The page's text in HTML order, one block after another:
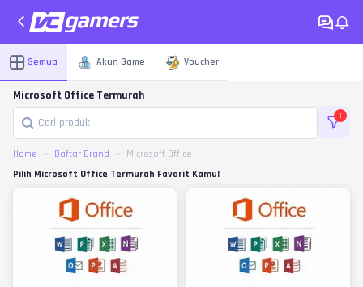
Semua Akun Game Voucher
Microsoft Office Termurah
1
Home Daftar Brand
Microsoft Office
Pilih Microsoft Office Termurah Favorit Kamu!